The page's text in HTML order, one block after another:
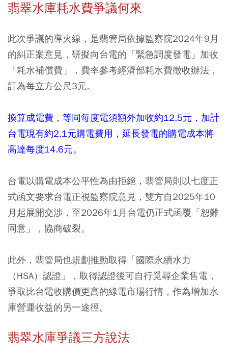
翡翠水庫耗水費爭議何來
此次爭議的導火線，是翡管局依據監察院2024年9月
的糾正案意見，研擬向台電的「緊急調度發電」加收
「耗水補償費」，費率參考經濟部耗水費徵收辦法，
訂為每立方公尺3元。
換算成電費，等同每度電須額外加收約12.5元，加計
台電現有約2.1元購電費用，延長發電的購電成本將
高達每度14.6元。
台電以購電成本公平性為由拒絕，翡管局則以七度正
式函文要求台電正視監察院意見，雙方自2025年10
月起展開交涉，至2026年1月台電仍正式函覆「恕難
同意」，協商破裂。
此外，翡管局也規劃推動取得「國際永續水力
（HSA）認證」，取得認證後可自行覓尋企業售電，
爭取比台電收購價更高的綠電市場行情，作為增加水
庫營運收益的另一途徑。
翡翠水庫爭議三方說法